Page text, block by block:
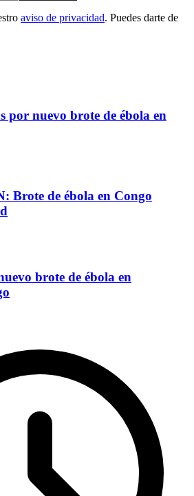
aviso de privacidad. Puedes darte de
por nuevo brote de ébola en
de ébola en Congo
brote de ébola en